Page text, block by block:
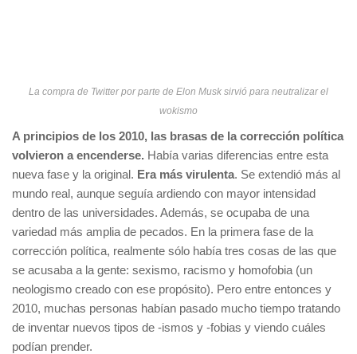
La compra de Twitter por parte de Elon Musk sirvió para neutralizar el
wokismo
A principios de los 2010, las brasas de la corrección política
volvieron a encenderse. Había varias diferencias entre esta
nueva fase y la original. Era más virulenta. Se extendió más al
mundo real, aunque seguía ardiendo con mayor intensidad
dentro de las universidades. Además, se ocupaba de una
variedad más amplia de pecados. En la primera fase de la
corrección política, realmente sólo había tres cosas de las que
se acusaba a la gente: sexismo, racismo y homofobia (un
neologismo creado con ese propósito). Pero entre entonces y
2010, muchas personas habían pasado mucho tiempo tratando
de inventar nuevos tipos de -ismos y -fobias y viendo cuáles
podían prender.